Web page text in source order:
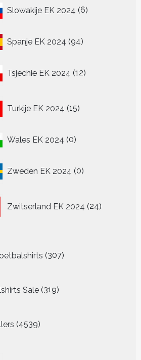
Slowakije EK 2024 6
producten
Spanje EK 2024 9494
Tsjechië EK 2024 12
producten
Turkije EK 2024 15
producten
Wales EK 2024 00
Zweden EK 2024 0
producten
Zwitserland EK 2024 24
producten
307
producten
Sale 319
319
producten
4539
producten